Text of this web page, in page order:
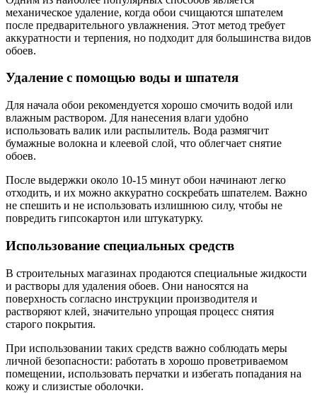
механическое удаление, когда обои счищаются шпателем
после предварительного увлажнения. Этот метод требует
аккуратности и терпения, но подходит для большинства видов
обоев.
Удаление с помощью воды и шпателя
Для начала обои рекомендуется хорошо смочить водой или
влажным раствором. Для нанесения влаги удобно
использовать валик или распылитель. Вода размягчит
бумажные волокна и клеевой слой, что облегчает снятие
обоев.
После выдержки около 10-15 минут обои начинают легко
отходить, и их можно аккуратно соскребать шпателем. Важно
не спешить и не использовать излишнюю силу, чтобы не
повредить гипсокартон или штукатурку.
Использование специальных средств
В строительных магазинах продаются специальные жидкости
и растворы для удаления обоев. Они наносятся на
поверхность согласно инструкции производителя и
растворяют клей, значительно упрощая процесс снятия
старого покрытия.
При использовании таких средств важно соблюдать меры
личной безопасности: работать в хорошо проветриваемом
помещении, использовать перчатки и избегать попадания на
кожу и слизистые оболочки.